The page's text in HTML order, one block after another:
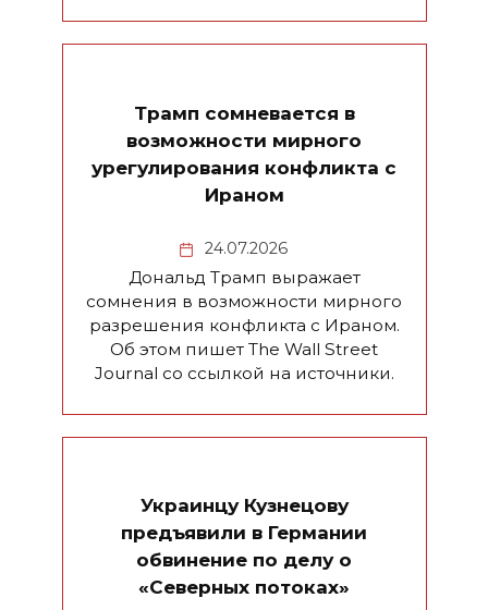
Трамп сомневается в
возможности мирного
урегулирования конфликта с
Ираном
24.07.2026
Дональд Трамп выражает
сомнения в возможности мирного
разрешения конфликта с Ираном.
Об этом пишет The Wall Street
Journal со ссылкой на источники.
Украинцу Кузнецову
предъявили в Германии
обвинение по делу о
«Северных потоках»